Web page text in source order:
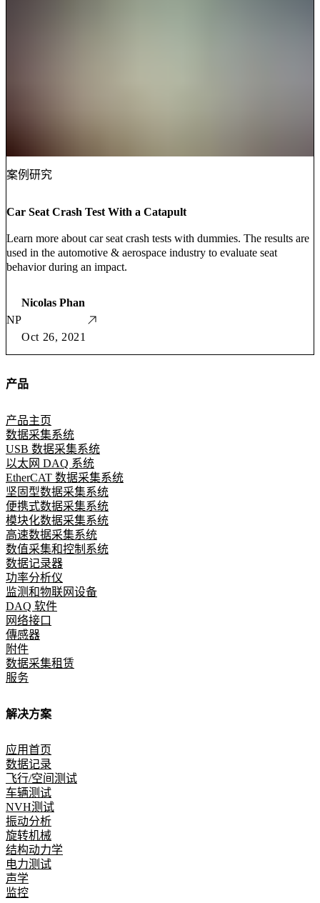
案例研究
Car Seat Crash Test With a Catapult
Learn more about car seat crash tests with dummies. The results are
used in the automotive & aerospace industry to evaluate seat
behavior during an impact.
NP
Nicolas Phan
Oct 26, 2021
产品
产品主页
数据采集系统
USB 数据采集系统
以太网 DAQ 系统
EtherCAT 数据采集系统
坚固型数据采集系统
便携式数据采集系统
模块化数据采集系统
高速数据采集系统
数值采集和控制系统
数据记录器
功率分析仪
监测和物联网设备
DAQ 软件
网络接口
傳感器
附件
数据采集租赁
服务
解决方案
应用首页
数据记录
飞行/空间测试
车辆测试
NVH测试
振动分析
旋转机械
结构动力学
电力测试
声学
监控